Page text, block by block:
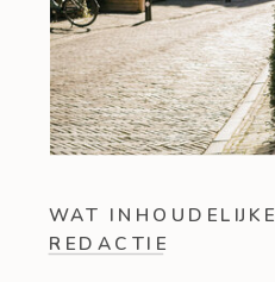
WAT INHOUDELIJKE
REDACTIE